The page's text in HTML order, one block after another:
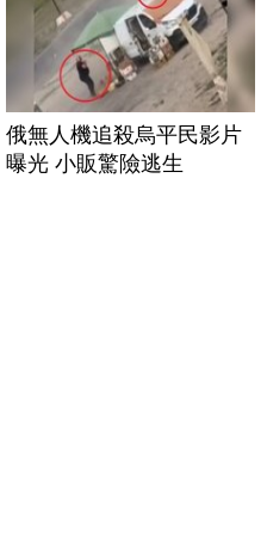
俄無人機追殺烏平民影片
曝光 小販驚險逃生